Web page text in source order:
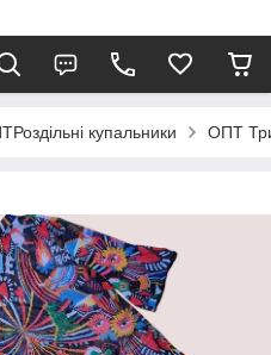
купальники ОПТ